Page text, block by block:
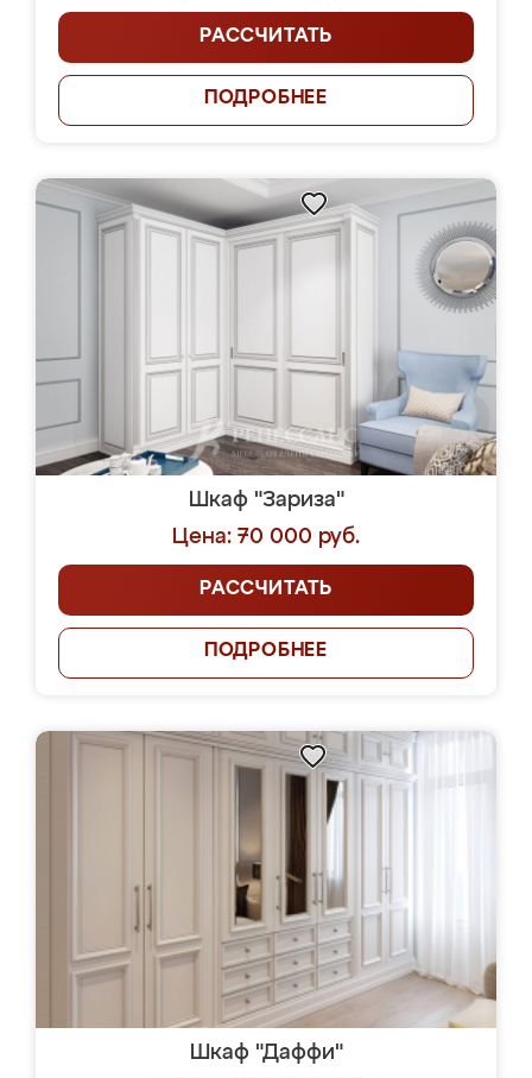
РАССЧИТАТЬ
ПОДРОБНЕЕ
Шкаф "Зариза"
Цена: 70 000 руб.
РАССЧИТАТЬ
ПОДРОБНЕЕ
Шкаф "Даффи"